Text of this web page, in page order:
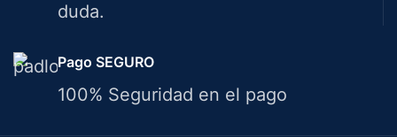
duda.
Pago SEGURO
100% Seguridad en el pago